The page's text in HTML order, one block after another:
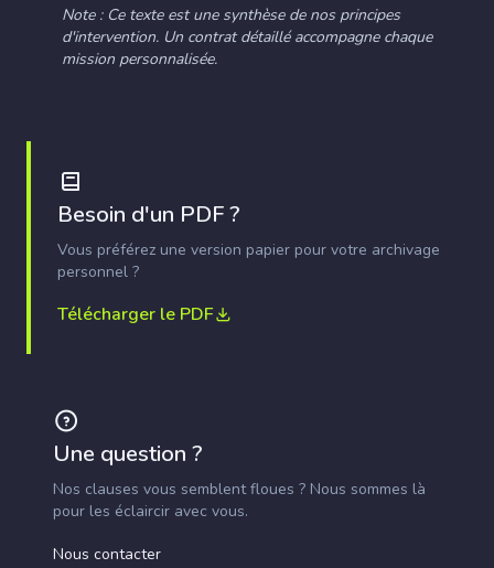
Note : Ce texte est une synthèse de nos principes
d'intervention. Un contrat détaillé accompagne chaque
mission personnalisée.
Besoin d'un PDF ?
Vous préférez une version papier pour votre archivage
personnel ?
Télécharger le PDF
Une question ?
Nos clauses vous semblent floues ? Nous sommes là
pour les éclaircir avec vous.
Nous contacter